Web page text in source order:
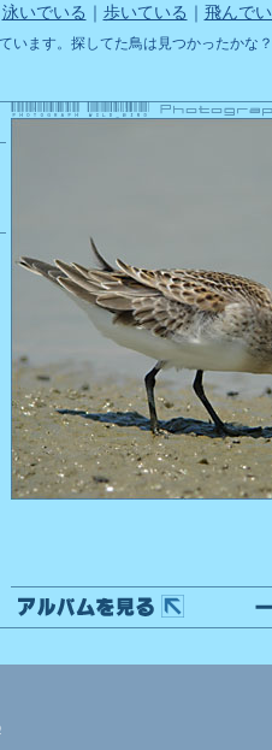
泳いでいる 歩いている 飛んで
います。探してた鳥は見つかったかな？